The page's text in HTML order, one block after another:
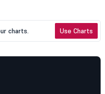
charts. Use Charts